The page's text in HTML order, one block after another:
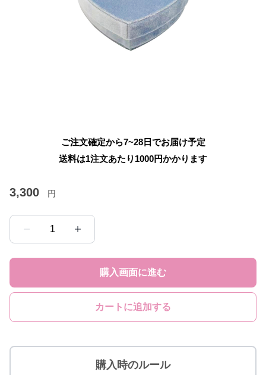
ご注文確定から7~28日でお届け予定
送料は1注文あたり 1000円かかります
3,300 円
1
購入画面に進む
カートに追加する
購入時のルール